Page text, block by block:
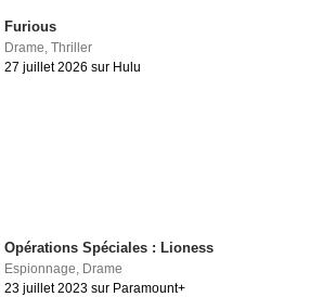
Furious
Drame,Thriller
27 juillet 2026 sur Hulu
Opérations Spéciales : Lioness
Espionnage Drame
23 juillet 2023 sur Paramount+